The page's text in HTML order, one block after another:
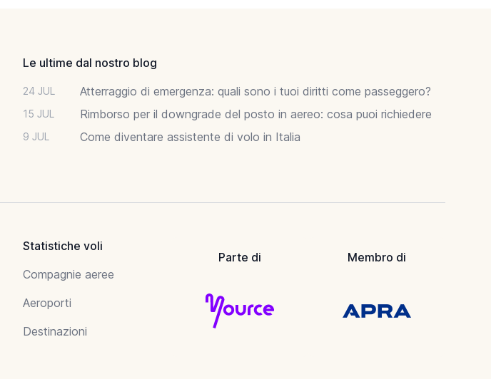
Le ultime dal nostro blog
24 JUL Atterraggio di emergenza: quali sono i tuoi diritti come passeggero?
15 JUL Rimborso per il downgrade del posto in aereo: cosa puoi richiedere
9 JUL Come diventare assistente di volo in Italia
Statistiche voli
Compagnie aeree
Aeroporti
Destinazioni
Parte di Membro di